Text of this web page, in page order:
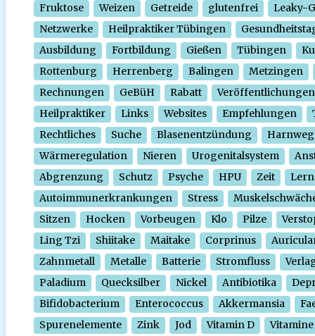
Fruktose
Weizen Getreide glutenfrei
Leaky-
Netzwerke
Heilpraktiker Tübingen
Ausbildung
Fortbildung Gießen Tübingen
Rottenburg
Herrenberg Balingen
Metzingen
Rechnungen
GeBüH Rabatt
Veröffentlichungen
Heilpraktiker
Links Websites Empfehlungen
Rechtliches
Suche Blasenentzündung
Wärmeregulation
Nieren Urogenitalsystem
Abgrenzung
Schutz Psyche HPU Zeit
Autoimmunerkrankungen
Stress
Sitzen
Hocken Vorbeugen Klo Pilze
Ling Tzi
Shiitake Maitake Corprinus
Zahnmetall
Metalle Batterie Stromfluss
Paladium
Quecksilber Nickel Antibiotika
Bifidobacterium
Enterococcus Akkermansia
Spurenelemente
Zink Jod Vitamin D
Vitamine